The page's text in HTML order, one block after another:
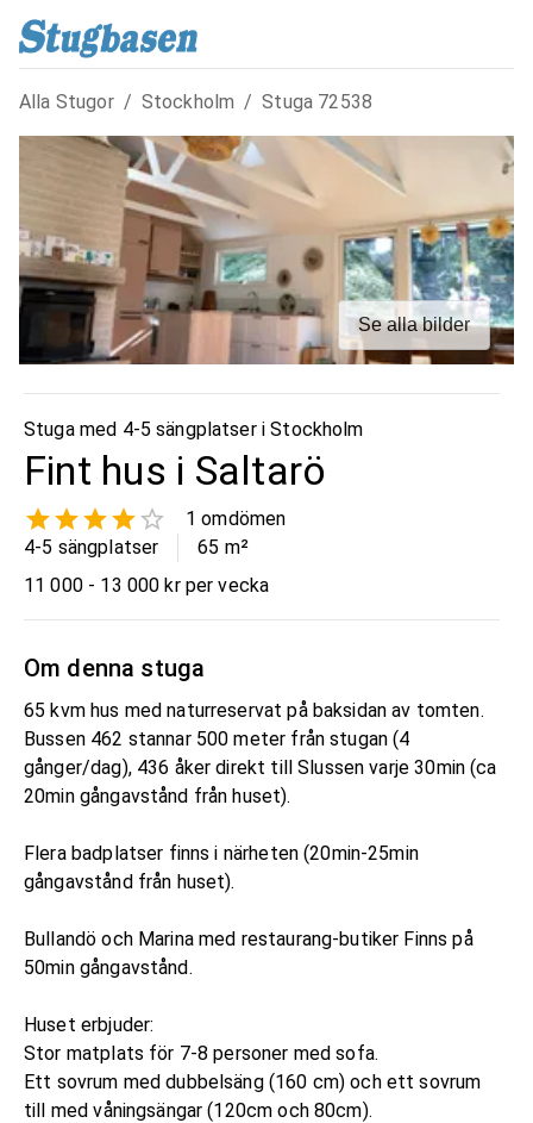
Alla Stugor / Stockholm / Stuga 72538
Se alla bilder
Stuga med 4-5 sängplatser iStockholm
Fint hus i Saltarö
1 omdömen
4-5 sängplatser
65 m²
11 000 - 13 000 kr per vecka
Om denna stuga
65 kvm hus med naturreservat på baksidan av tomten.
Bussen 462 stannar 500 meter från stugan (4
gånger/dag), 436 åker direkt till Slussen varje 30min (ca
20min gångavstånd från huset).
Flera badplatser finns i närheten (20min-25min
gångavstånd från huset).
Bullandö och Marina med restaurang-butiker Finns på
50min gångavstånd.
Huset erbjuder:
Stor matplats för 7-8 personer med sofa.
Ett sovrum med dubbelsäng (160 cm) och ett sovrum
till med våningsängar (120cm och 80cm).